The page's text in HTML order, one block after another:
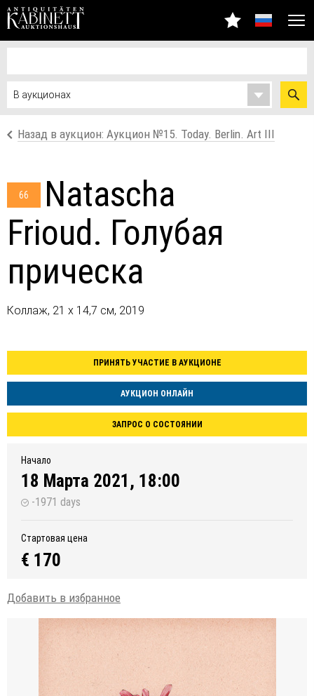
Назад в аукцион: Аукцион №15. Today. Berlin. Art III
66
Natascha
Frioud. Голубая
прическа
Коллаж, 21 х 14,7 см, 2019
ПРИНЯТЬ УЧАСТИЕ В АУКЦИОНЕ
АУКЦИОН ОНЛАЙН
ЗАПРОС О СОСТОЯНИИ
Начало
18 Марта 2021, 18:00
-1971 days
Стартовая цена
€ 170
Добавить в избранное